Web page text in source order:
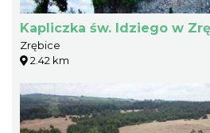
Kapliczka św. Idziego w
Zrębice
2.42 km